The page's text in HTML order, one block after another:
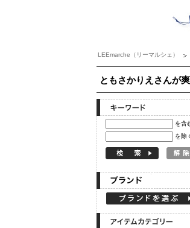
雑誌掲載アイ
ランキング
雑誌･書籍(一
定期購読
LEEmarche（リーマルシェ）
ともさかりえさんが
を含
を除